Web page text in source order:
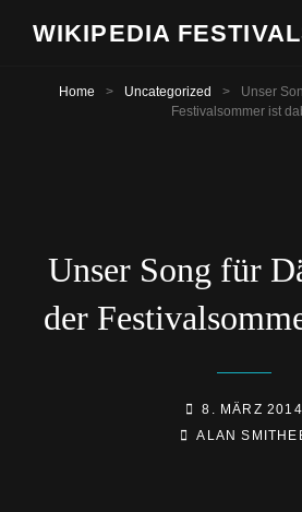
WIKIPEDIA
Home > Uncategorized >
Unser
Festivalsommer ist
Unser Song für
der
POSTED-
ON
8. MÄRZ 2014
BY
BYLINE
ALAN